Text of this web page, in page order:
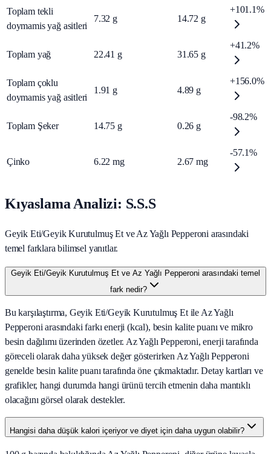
Toplam tekli
doymamis yağ asitleri
7.32 g 14.72 g
+101.1%
Toplam yağ 22.41 g 31.65 g
+41.2%
Toplam çoklu
doymamis yağ asitleri
1.91 g 4.89 g
+156.0%
Toplam Şeker 14.75 g 0.26 g
-98.2%
Çinko 6.22 mg 2.67 mg
-57.1%
Kıyaslama Analizi: S.S.S
Geyik Eti/Geyik Kurutulmuş Et ve Az Yağlı Pepperoni arasındaki
temel farklara bilimsel yanıtlar.
Geyik Eti/Geyik Kurutulmuş Et ve Az Yağlı Pepperoni arasındaki temel
fark nedir?
Bu karşılaştırma, Geyik Eti/Geyik Kurutulmuş Et ile Az Yağlı
Pepperoni arasındaki farkı enerji (kcal), besin kalite puanı ve mikro
besin dağılımı üzerinden özetler. Az Yağlı Pepperoni, enerji tarafında
göreceli olarak daha yüksek değer gösterirken Az Yağlı Pepperoni
genelde besin kalite puanı tarafında öne çıkmaktadır. Detay kartları ve
grafikler, hangi durumda hangi ürünü tercih etmenin daha mantıklı
olacağını görsel olarak destekler.
Hangisi daha düşük kalori içeriyor ve diyet için daha uygun olabilir?